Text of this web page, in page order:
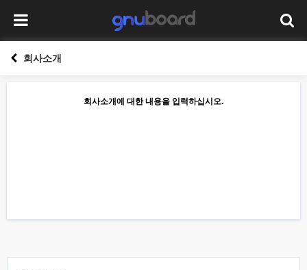
회사소개
회사소개에 대한 내용을 입력하십시오.